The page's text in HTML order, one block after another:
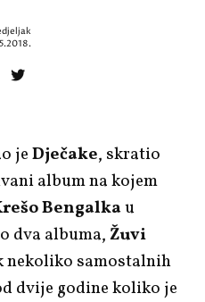
jeDječake, skratio
album na kojem
Bengalkau
dva albuma,Žuvi
nekoliko samostalnih
dvije godine koliko je